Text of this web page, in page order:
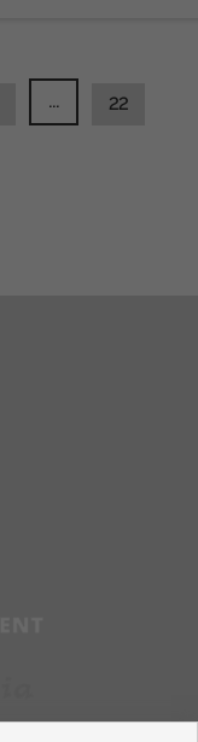
... 22